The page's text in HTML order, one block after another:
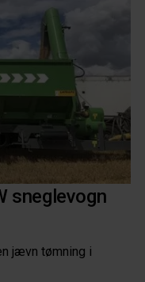
sneglevogn
jævn tømning i